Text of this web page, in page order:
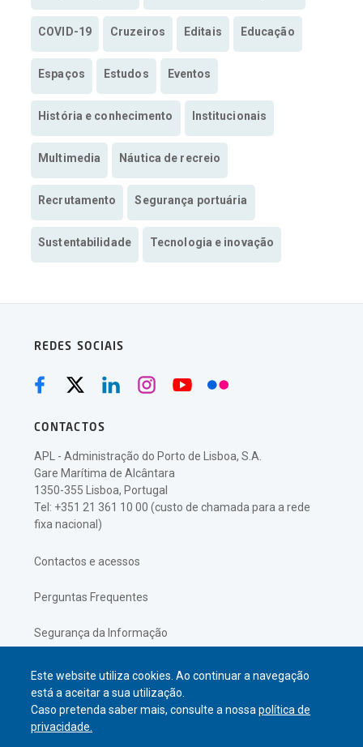
Este website utiliza cookies. Ao continuar a navegação
está a aceitar a sua utilização.
Caso pretenda saber mais, consulte a nossapolítica de
privacidade.
COVID-19 Cruzeiros Editais Educação
Espaços Estudos Eventos
História e conhecimento Institucionais
Multimedia Náutica de recreio
Recrutamento Segurança portuária
Sustentabilidade Tecnologia e inovação
REDES SOCIAIS
CONTACTOS
APL - Administração do Porto de Lisboa, S.A.
Gare Marítima de Alcântara
1350-355 Lisboa, Portugal
Tel: +351 21 361 10 00 (custo de chamada para a rede
fixa nacional)
Contactos e acessos
Perguntas Frequentes
Segurança da Informação
Política de Privacidade